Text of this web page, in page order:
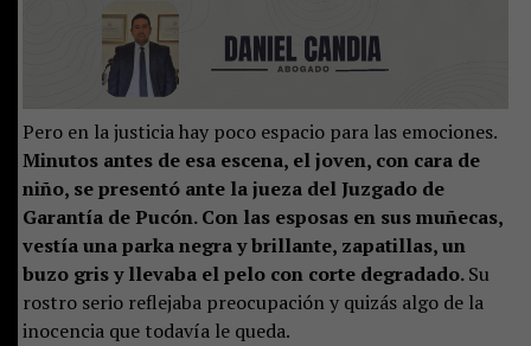
Pero en la justicia hay poco espacio para las emociones.
Minutos antes de esa escena, el joven, con cara de
niño, se presentó ante la jueza del Juzgado de
Garantía de Pucón. Con las esposas en sus muñecas,
vestía una parka negra y brillante, zapatillas, un
buzo gris y llevaba el pelo con corte degradado.Su
rostro serio reflejaba preocupación y quizás algo de la
inocencia que todavía le queda.